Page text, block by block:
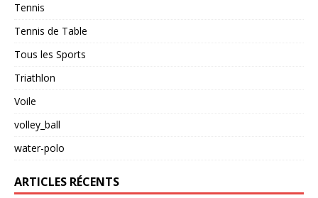
Tennis
Tennis de Table
Tous les Sports
Triathlon
Voile
volley_ball
water-polo
ARTICLES RÉCENTS